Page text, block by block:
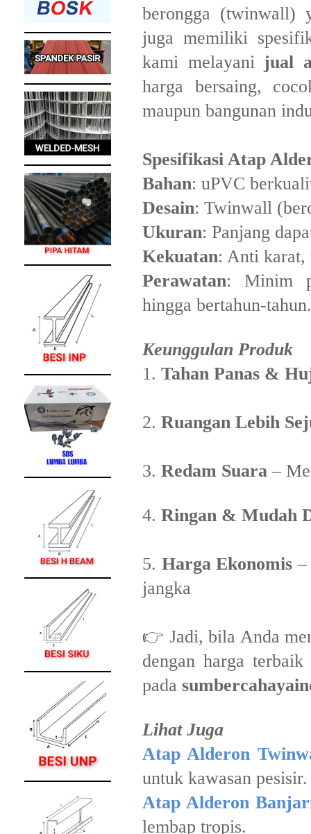
berongga (twinwall)
juga memiliki
kami melayani jual
harga bersaing,
maupun bangunan
Spesifikasi Atap
Bahan: uPVC
Desain: Twinwall
Ukuran: Panjang
Kekuatan: Anti karat,
Perawatan: Minim
hingga bertahun-tahun.
Keunggulan Produk
1. Tahan Panas &
2. Ruangan Lebih
3. Redam Suara –
4. Ringan & Mudah
5. Harga Ekonomis –
jangka
👉 Jadi, bila Anda
dengan harga
pada
Lihat Juga
Atap Alderon
untuk kawasan pesisir.
Atap Alderon
lembap tropis.